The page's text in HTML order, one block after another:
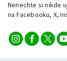
Nenechte si nikde
na Facebooku, X,